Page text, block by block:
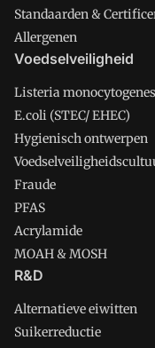
Standaarden &
Allergenen
Voedselveiligheid
Listeria monocytogenes
E.coli (STEC/ EHEC)
Hygienisch ontwerpen
Fraude
PFAS
Acrylamide
MOAH & MOSH
R&D
Alternatieve eiwitten
Suikerreductie